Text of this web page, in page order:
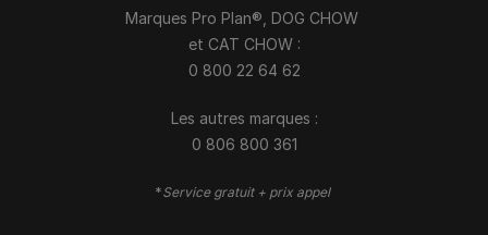
Marques Pro Plan®, DOG CHOW
et CAT CHOW :
0 800 22 64 62
Les autres marques :​
0 806 800 361
*Service gratuit + prix appel